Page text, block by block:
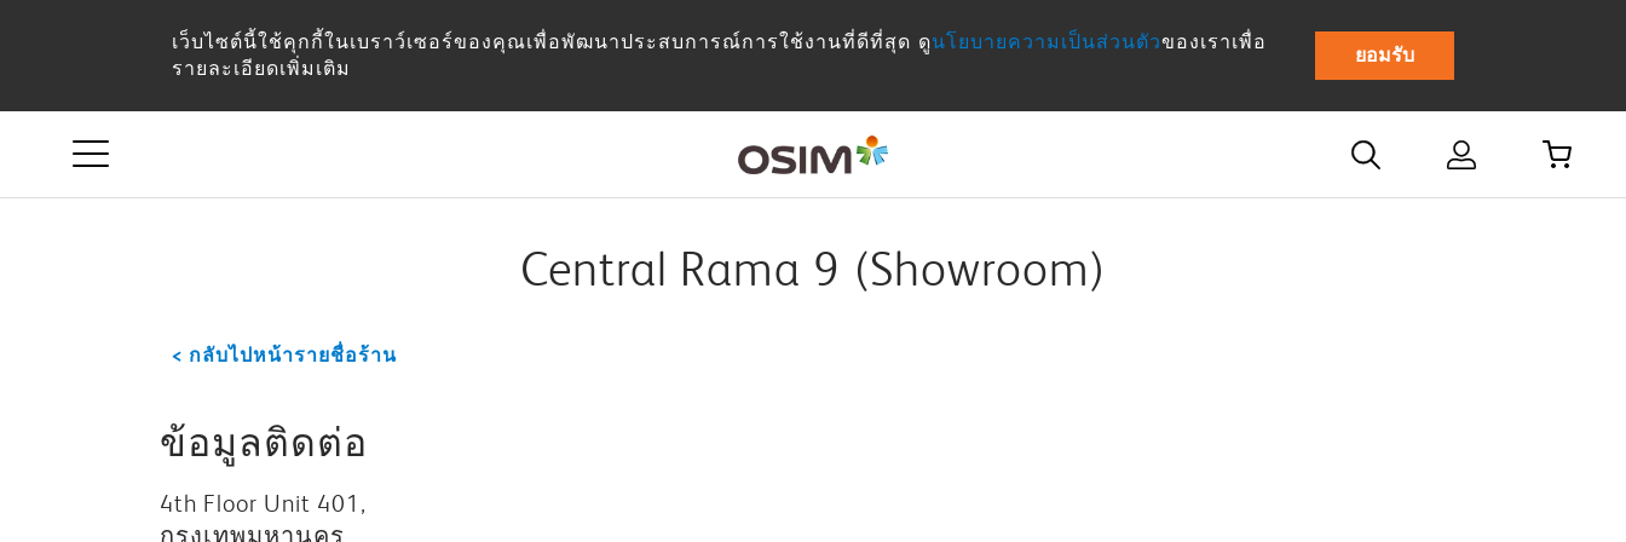
Central
Rama
9
เว็บไซต์นี้ใช้คุกกี้ในเบราว์เซอร์ของคุณเพื่อพัฒนาประสบการณ์การใช้งานที่ดีที่สุด ดูนโยบายความเป็นส่วนตัวของเราเพื่อ
รายละเอียดเพิ่มเติม
ยอมรับ
Central Rama 9 (Showroom)
< กลับไปหน้ารายชื่อร้าน
ข้อมูลติดต่อ
4th Floor Unit 401,
กรุงเทพมหานคร